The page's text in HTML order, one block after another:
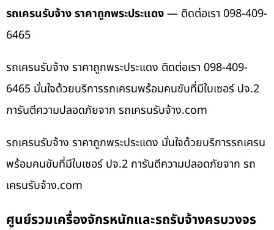
รถเครนรับจ้าง ราคาถูกพระประแดง— ติดต่อเรา 098-409-
6465
รถเครนรับจ้าง ราคาถูกพระประแดง ติดต่อเรา 098-409-
6465 มั่นใจด้วยบริการรถเครนพร้อมคนขับที่มีใบเซอร์ ปจ.2
การันตีความปลอดภัยจาก รถเครนรับจ้าง.com
รถเครนรับจ้าง ราคาถูกพระประแดง มั่นใจด้วยบริการรถเครน
พร้อมคนขับที่มีใบเซอร์ ปจ.2 การันตีความปลอดภัยจาก รถ
เครนรับจ้าง.com
ศูนย์รวมเครื่องจักรหนักและรถรับจ้างครบวงจร